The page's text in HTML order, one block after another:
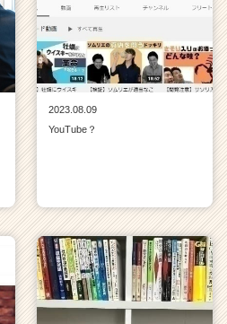
2023.08.09
YouTube？